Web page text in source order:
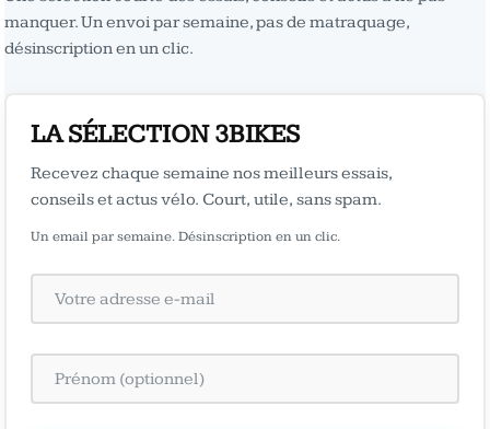
manquer. Un envoi par semaine, pas de matraquage,
désinscription en un clic.
LA SÉLECTION 3BIKES
Recevez chaque semaine nos meilleurs essais,
conseils et actus vélo. Court, utile, sans spam.
Un email par semaine. Désinscription en un clic.